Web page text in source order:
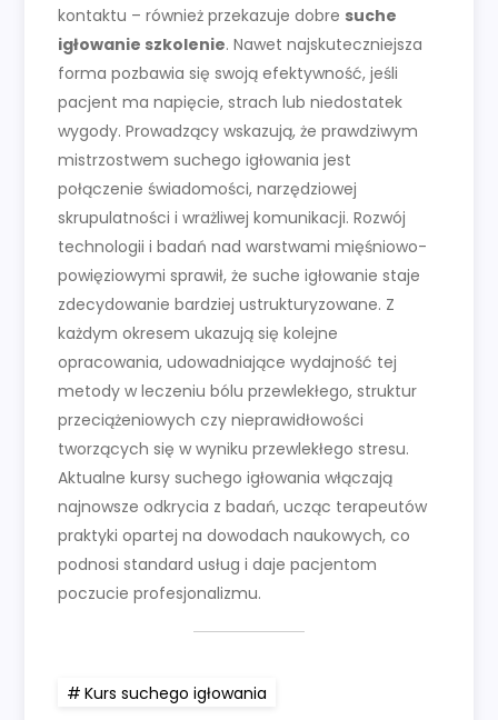
kontaktu – również przekazuje dobre suche
igłowanie szkolenie. Nawet najskuteczniejsza
forma pozbawia się swoją efektywność, jeśli
pacjent ma napięcie, strach lub niedostatek
wygody. Prowadzący wskazują, że prawdziwym
mistrzostwem suchego igłowania jest
połączenie świadomości, narzędziowej
skrupulatności i wrażliwej komunikacji. Rozwój
technologii i badań nad warstwami mięśniowo-
powięziowymi sprawił, że suche igłowanie staje
zdecydowanie bardziej ustrukturyzowane. Z
każdym okresem ukazują się kolejne
opracowania, udowadniające wydajność tej
metody w leczeniu bólu przewlekłego, struktur
przeciążeniowych czy nieprawidłowości
tworzących się w wyniku przewlekłego stresu.
Aktualne kursy suchego igłowania włączają
najnowsze odkrycia z badań, ucząc terapeutów
praktyki opartej na dowodach naukowych, co
podnosi standard usług i daje pacjentom
poczucie profesjonalizmu.
Kurs suchego igłowania